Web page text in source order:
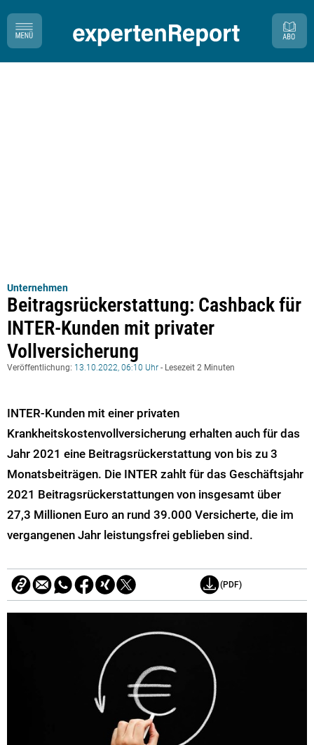
Unternehmen
Beitragsrückerstattung: Cashback für
INTER-Kunden mit privater
Vollversicherung
Veröffentlichung: 13.10.2022, 06:10 Uhr - Lesezeit 2 Minuten
INTER-Kunden mit einer privaten
Krankheitskostenvollversicherung erhalten auch für das
Jahr 2021 eine Beitragsrückerstattung von bis zu 3
Monatsbeiträgen. Die INTER zahlt für das Geschäftsjahr
2021 Beitragsrückerstattungen von insgesamt über
27,3 Millionen Euro an rund 39.000 Versicherte, die im
vergangenen Jahr leistungsfrei geblieben sind.
(PDF)